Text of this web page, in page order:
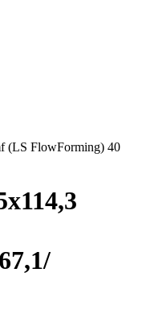
FlowForming) 40